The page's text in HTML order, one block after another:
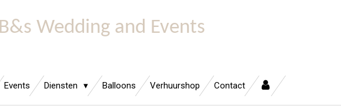
Wedding and Events
Events Diensten Balloons Verhuurshop Contact